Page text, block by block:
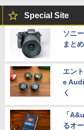
Special Site
ソニ
まとめ
エン
e
く
「
るオ